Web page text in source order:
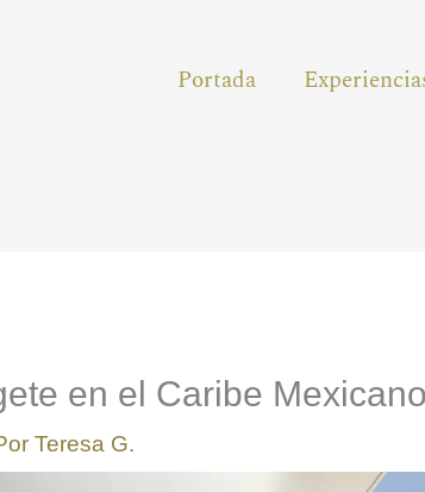
Portada
en el Caribe Mexicano
Teresa G.